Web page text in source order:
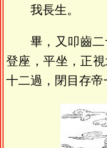
我長生。
畢，又叩齒
登座，平坐，正
十二過，閉目存帝